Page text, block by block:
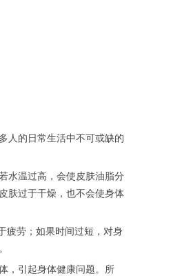
人的日常生活中不可或缺的
水温过高，会使皮肤油脂分
肤过于干燥，也不会使身体
疲劳；如果时间过短，对身
，引起身体健康问题。所